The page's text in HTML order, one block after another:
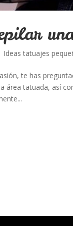
Ideas tatuajes
te has
área tatuada, así